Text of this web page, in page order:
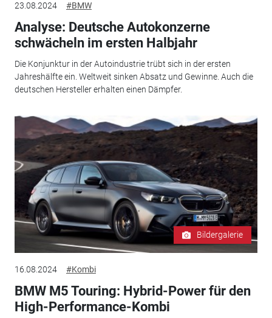
23.08.2024 #BMW
Analyse: Deutsche Autokonzerne
schwächeln im ersten Halbjahr
Die Konjunktur in der Autoindustrie trübt sich in der ersten
Jahreshälfte ein. Weltweit sinken Absatz und Gewinne. Auch die
deutschen Hersteller erhalten einen Dämpfer.
Bildergalerie
16.08.2024 #Kombi
BMW M5 Touring: Hybrid-Power für den
High-Performance-Kombi